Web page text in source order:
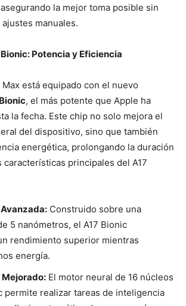
la mejor toma posible sin
manuales.
Potencia y Eficiencia
Max está equipado con el nuevo
, el más potente que Apple ha
la fecha. Este chip no solo mejora el
del dispositivo, sino que también
energética, prolongando la duración
características principales del A17
Construido sobre una
5 nanómetros, el A17 Bionic
rendimiento superior mientras
energía.
Mejorado: El motor neural de 16 núcleos
permite realizar tareas de inteligencia